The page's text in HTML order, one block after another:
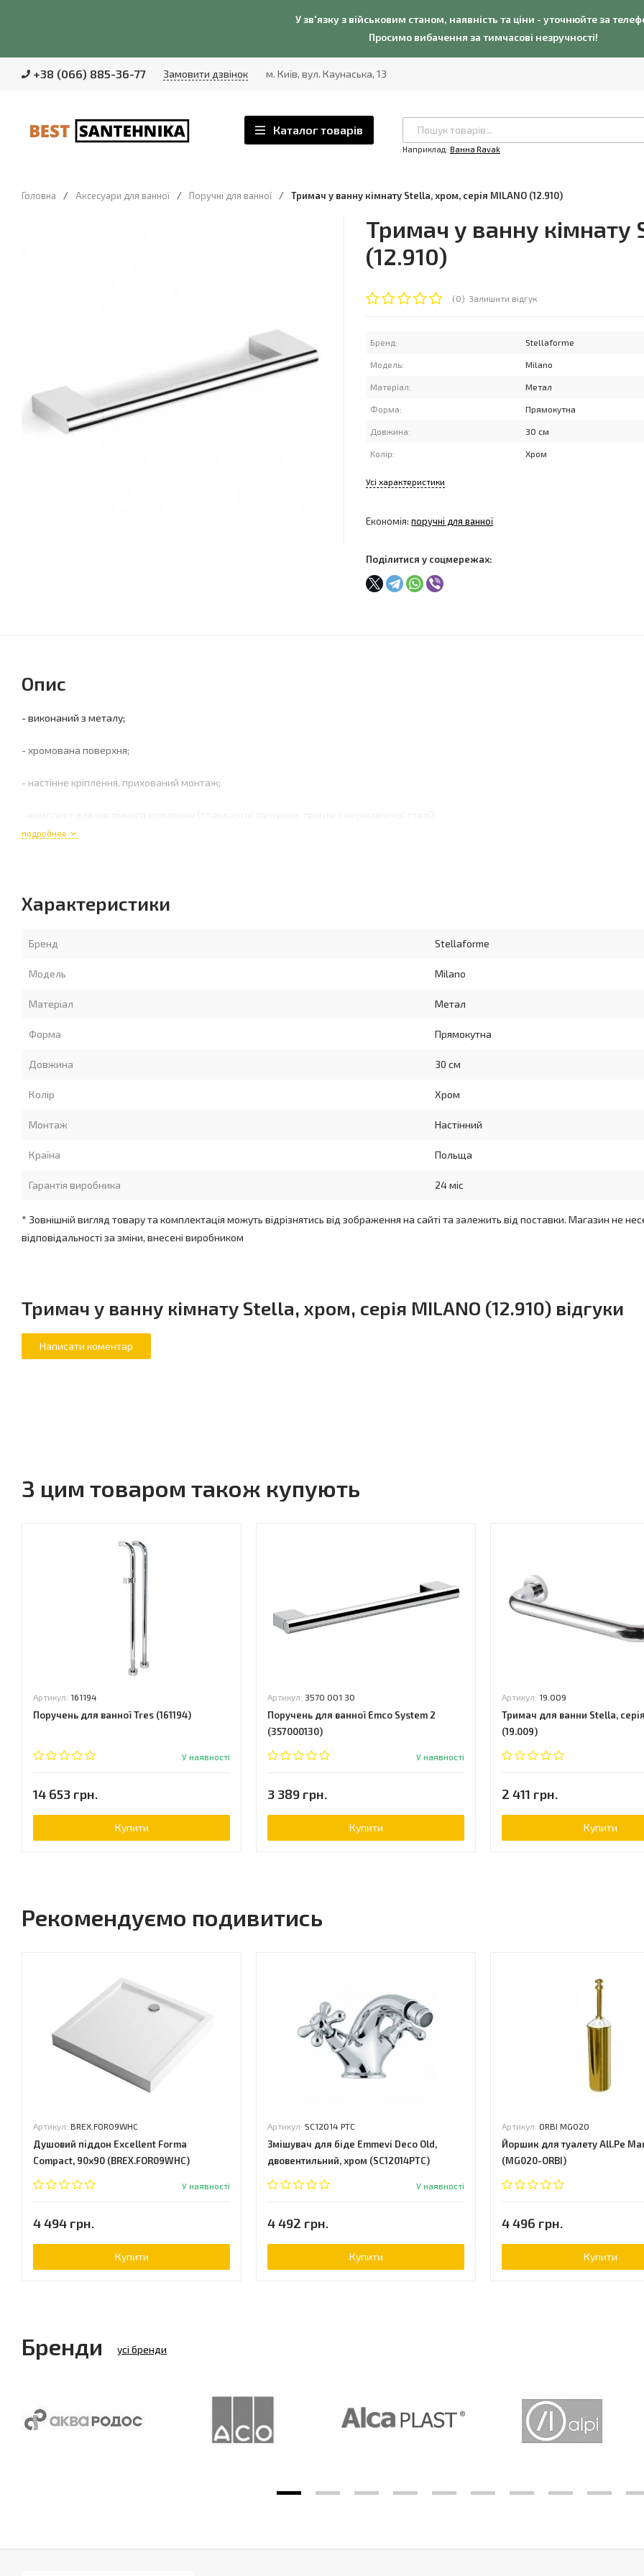
У зв'язку з військовим станом, наявність та ціни - уточнюйте за
Просимо вибачення за тимчасові незручності!
+38 (066) 885-36-77 Замовити дзвінок м. Київ, вул. Каунаська, 13
Каталог товарів
Наприклад: Ванна Ravak
Головна / Аксесуари для ванної / Поручні для ванної / Тримач у ванну кімнату Stella, хром, серія MILANO (12.910)
Тримач у ванну кімнату
(12.910)
(0) Залишити відгук
Бренд: Stellaforme
Модель: Milano
Матеріал: Метал
Форма: Прямокутна
Довжина: 30 см
Колір: Хром
Усі характеристики
Економія:поручні для ванної
Поділитися у соцмережах:
Опис
- виконаний з металу;
- хромована поверхня;
- настінне кріплення, прихований монтаж;
- комплект для настінного кріплення (стандартні заглушки, гвинти з нержавіючої сталі);
подробнее
Характеристики
Бренд Stellaforme
Модель Milano
Матеріал Метал
Форма Прямокутна
Довжина 30 см
Колір Хром
Монтаж Настінний
Країна Польща
Гарантія виробника 24 міс
* Зовнішній вигляд товару та комплектація можуть відрізнятись від зображення на сайті та залежить від поставки. Магазин не
відповідальності за зміни, внесені виробником
Тримач у ванну кімнату Stella, хром, серія MILANO (12.910) відгуки
З цим товаром також купують
Артикул: 161194
Поручень для ванної Tres (161194)
У наявності
14 653 грн.
Купити
Артикул: 3570 001 30
Поручень для ванної Emco System 2
(357000130)
У наявності
3 389 грн.
Купити
Артикул: 19.009
Тримач для ванни Stella,
(19.009)
2 411 грн.
Купити
Рекомендуємо подивитись
Артикул: BREX.FOR09WHC
Душовий піддон Excellent Forma
Compact, 90х90 (BREX.FOR09WHC)
У наявності
4 494 грн.
Купити
Артикул: SC12014 PTC
Змішувач для біде Emmevi Deco Old,
двовентильний, хром (SC12014PTC)
У наявності
4 492 грн.
Купити
Артикул: ORBI MG020
Йоршик для туалету All.Pe
(MG020-ORBI)
4 496 грн.
Купити
Бренди усі бренди